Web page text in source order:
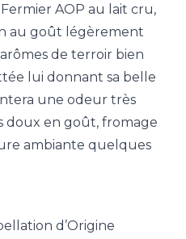
AOP au lait cru,
au goût légèrement
de terroir bien
lui donnant sa belle
une odeur très
doux en goût, fromage
ambiante quelques
d’Origine